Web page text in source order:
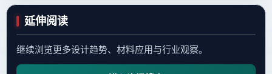
延伸阅读
继续浏览更多设计趋势、材料应用与行业观察。